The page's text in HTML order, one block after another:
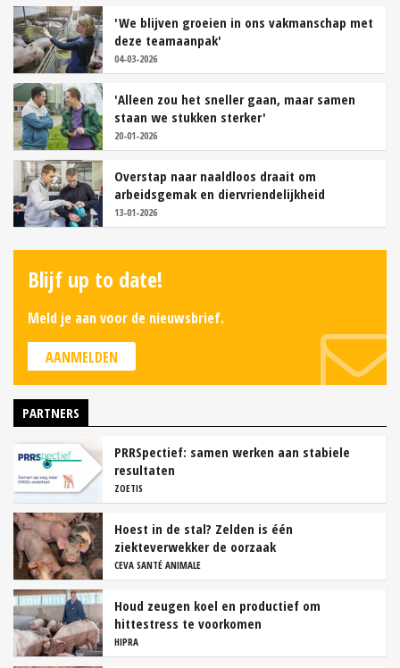
'We blijven groeien in ons vakmanschap met
deze teamaanpak'
04-03-2026
'Alleen zou het sneller gaan, maar samen
staan we stukken sterker'
20-01-2026
Overstap naar naaldloos draait om
arbeidsgemak en diervriendelijkheid
13-01-2026
Blijf up to date!
Meld je aan voor de nieuwsbrief.
AANMELDEN
PARTNERS
PRRSpectief: samen werken aan stabiele
resultaten
ZOETIS
Hoest in de stal? Zelden is één
ziekteverwekker de oorzaak
CEVA SANTÉ ANIMALE
Houd zeugen koel en productief om
hittestress te voorkomen
HIPRA